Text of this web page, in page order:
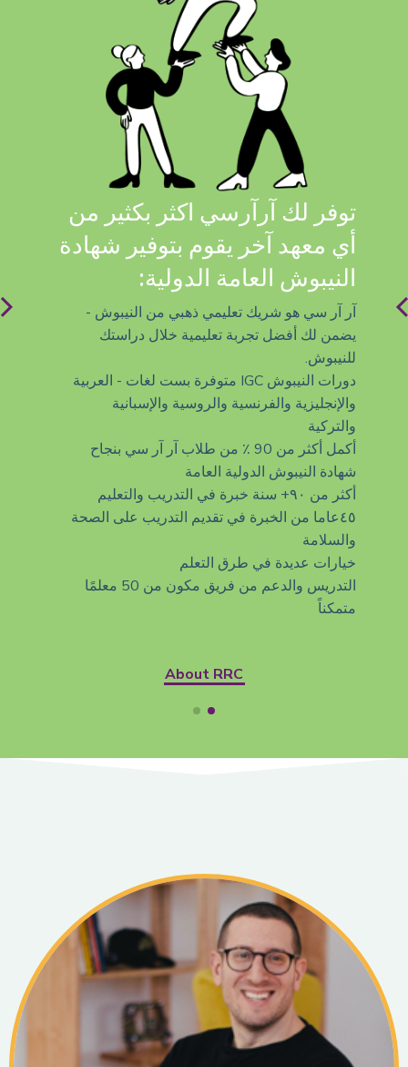
توفر لك آرآرسي اكثر بكثير من
أي معهد آخر يقوم بتوفير شهادة
النيبوش العامة الدولية:
آر آر سي هو شريك تعليمي ذهبي من النيبوش -
يضمن لك أفضل تجربة تعليمية خلال دراستك
للنيبوش.
دورات النيبوش IGC متوفرة بست لغات - العربية
والإنجليزية والفرنسية والروسية والإسبانية
والتركية
أكمل أكثر من 90 ٪ من طلاب آر آر سي بنجاح
شهادة النيبوش الدولية العامة
أكثر من ٩٠+ سنة خبرة في التدريب والتعليم
٤٥عاما من الخبرة في تقديم التدريب على الصحة
والسلامة
خيارات عديدة في طرق التعلم
التدريس والدعم من فريق مكون من 50 معلمًا
متمكناً
About RRC